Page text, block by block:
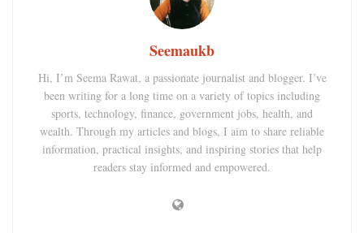
Seemaukb
Hi, I’m Seema Rawat, a passionate journalist and blogger. I’ve
been writing for a long time on a variety of topics including
sports, technology, finance, government jobs, health, and
wealth. Through my articles and blogs, I aim to share reliable
information, practical insights, and inspiring stories that help
readers stay informed and empowered.